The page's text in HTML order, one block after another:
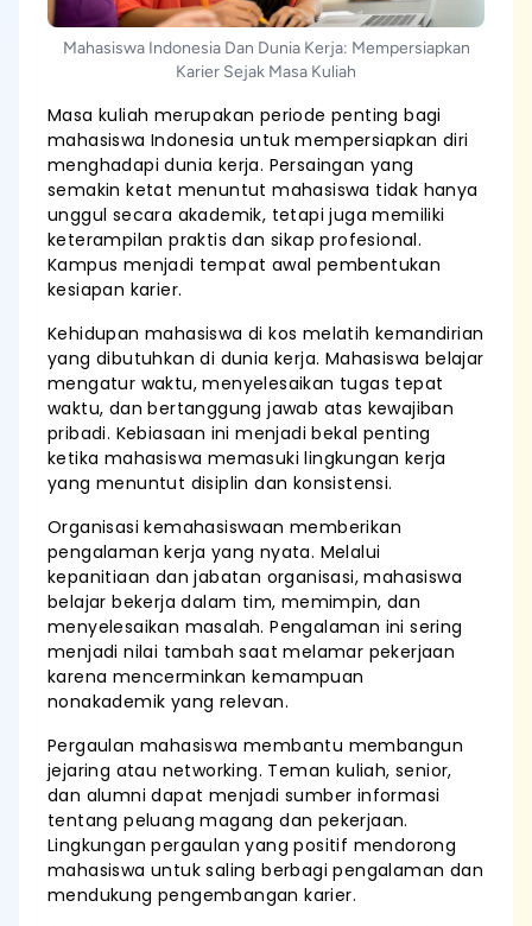
Mahasiswa Indonesia Dan Dunia Kerja: Mempersiapkan
Karier Sejak Masa Kuliah
Masa kuliah merupakan periode penting bagi
mahasiswa Indonesia untuk mempersiapkan diri
menghadapi dunia kerja. Persaingan yang
semakin ketat menuntut mahasiswa tidak hanya
unggul secara akademik, tetapi juga memiliki
keterampilan praktis dan sikap profesional.
Kampus menjadi tempat awal pembentukan
kesiapan karier.
Kehidupan mahasiswa di kos melatih kemandirian
yang dibutuhkan di dunia kerja. Mahasiswa belajar
mengatur waktu, menyelesaikan tugas tepat
waktu, dan bertanggung jawab atas kewajiban
pribadi. Kebiasaan ini menjadi bekal penting
ketika mahasiswa memasuki lingkungan kerja
yang menuntut disiplin dan konsistensi.
Organisasi kemahasiswaan memberikan
pengalaman kerja yang nyata. Melalui
kepanitiaan dan jabatan organisasi, mahasiswa
belajar bekerja dalam tim, memimpin, dan
menyelesaikan masalah. Pengalaman ini sering
menjadi nilai tambah saat melamar pekerjaan
karena mencerminkan kemampuan
nonakademik yang relevan.
Pergaulan mahasiswa membantu membangun
jejaring atau networking. Teman kuliah, senior,
dan alumni dapat menjadi sumber informasi
tentang peluang magang dan pekerjaan.
Lingkungan pergaulan yang positif mendorong
mahasiswa untuk saling berbagi pengalaman dan
mendukung pengembangan karier.